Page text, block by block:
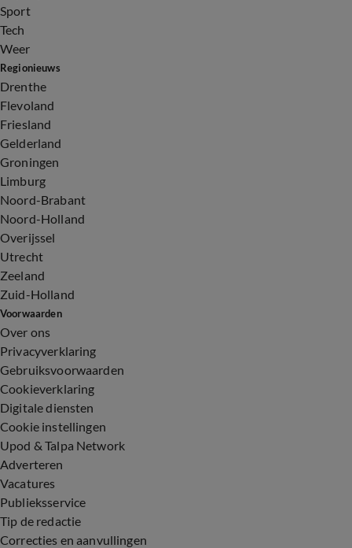
Sport
Tech
Weer
Regionieuws
Drenthe
Flevoland
Friesland
Gelderland
Groningen
Limburg
Noord-Brabant
Noord-Holland
Overijssel
Utrecht
Zeeland
Zuid-Holland
Voorwaarden
Over ons
Privacyverklaring
Gebruiksvoorwaarden
Cookieverklaring
Digitale diensten
Cookie instellingen
Upod & Talpa Network
Adverteren
Vacatures
Publieksservice
Tip de redactie
Correcties en aanvullingen